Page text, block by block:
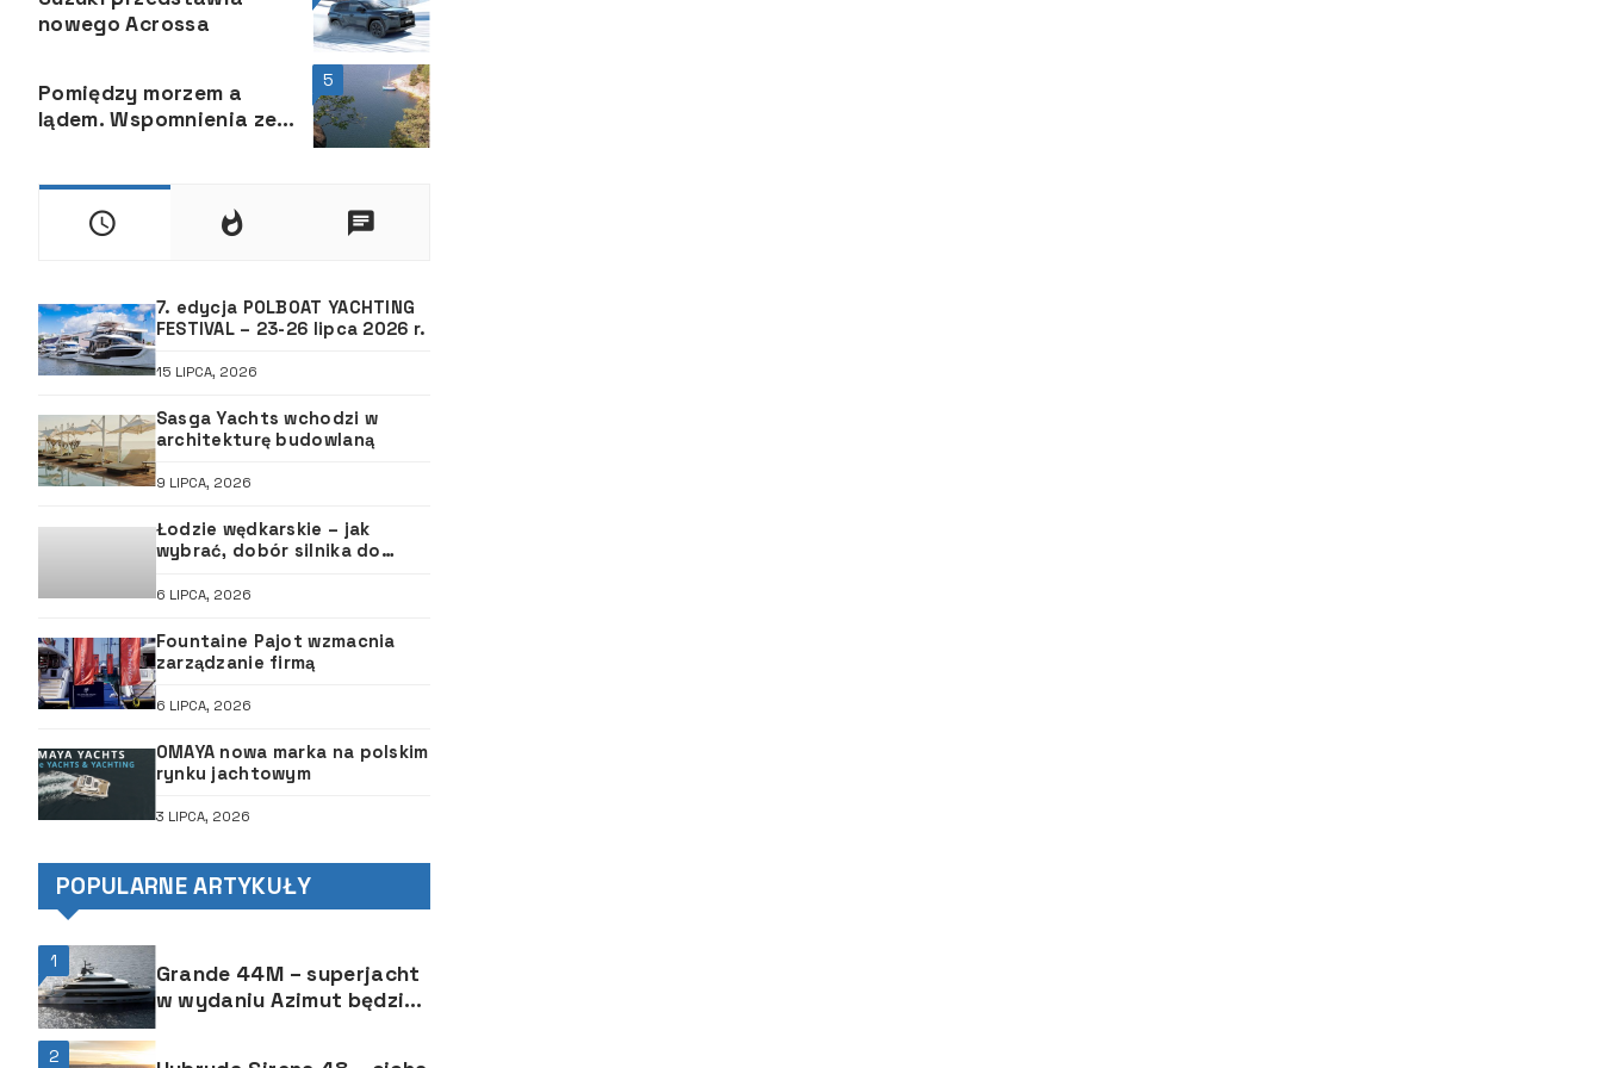
nowego Acrossa
5
Pomiędzy morzem a
lądem. Wspomnienia ze
7. edycja POLBOAT YACHTING
FESTIVAL – 23-26 lipca 2026 r.
15 LIPCA, 2026
Sasga Yachts wchodzi w
architekturę budowlaną
9 LIPCA, 2026
Łodzie wędkarskie – jak
wybrać, dobór silnika do
6 LIPCA, 2026
Fountaine Pajot wzmacnia
zarządzanie firmą
6 LIPCA, 2026
OMAYA nowa marka na polskim
rynku jachtowym
3 LIPCA, 2026
POPULARNE ARTYKUŁY
1
Grande 44M – superjacht
w wydaniu Azimut będzie
nowym flagowcem
2